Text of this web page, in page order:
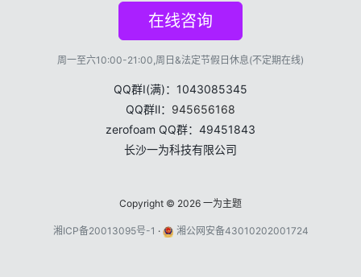
在线咨询
周一至六10:00-21:00,周日&法定节假日休息(不定期在线)
QQ群Ⅰ(满)：1043085345
QQ群Ⅱ： 945656168
zerofoam QQ群：49451843
长沙一为科技有限公司
Copyright © 2026 一为主题
湘ICP备20013095号-1 · 湘公网安备43010202001724